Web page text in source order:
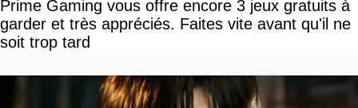
Prime Gaming vous offre encore 3 jeux gratuits à
garder et très appréciés. Faites vite avant qu'il ne
soit trop tard